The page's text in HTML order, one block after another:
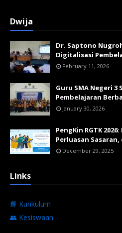
Dwija
Dr. Saptono
Digitalisasi
February 11, 2026
Guru SMA Negeri
Pembelajaran
January 30, 2026
PengKin RGTK
Perluasan
December 29, 2025
Links
📘 Kurikulum
👥 Kesiswaan